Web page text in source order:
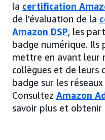
la certification
de l'évaluation de la
Amazon DSP, les
badge numérique.
mettre en avant leur
collègues et de leurs
badge sur les
Consultez Amazon
savoir plus et